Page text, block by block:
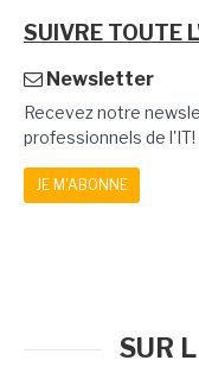
SUIVRE TOUTE
Newsletter
Recevez notre
professionnels de l'IT!
JE M'ABONNE
SUR